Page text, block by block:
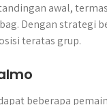
awal,
Dengan strategi
teratas grup.
beberapa